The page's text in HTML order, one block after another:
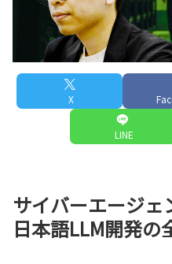
X
LINE
サイバーエージ
日本語LLM開発の